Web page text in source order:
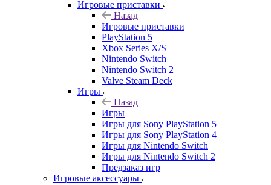
Игровые приставки
Назад
Игровые приставки
PlayStation 5
Xbox Series X/S
Nintendo Switch
Nintendo Switch 2
Valve Steam Deck
Игры
Назад
Игры
Игры для Sony PlayStation 5
Игры для Sony PlayStation 4
Игры для Nintendo Switch
Игры для Nintendo Switch 2
Предзаказ игр
Игровые аксессуары